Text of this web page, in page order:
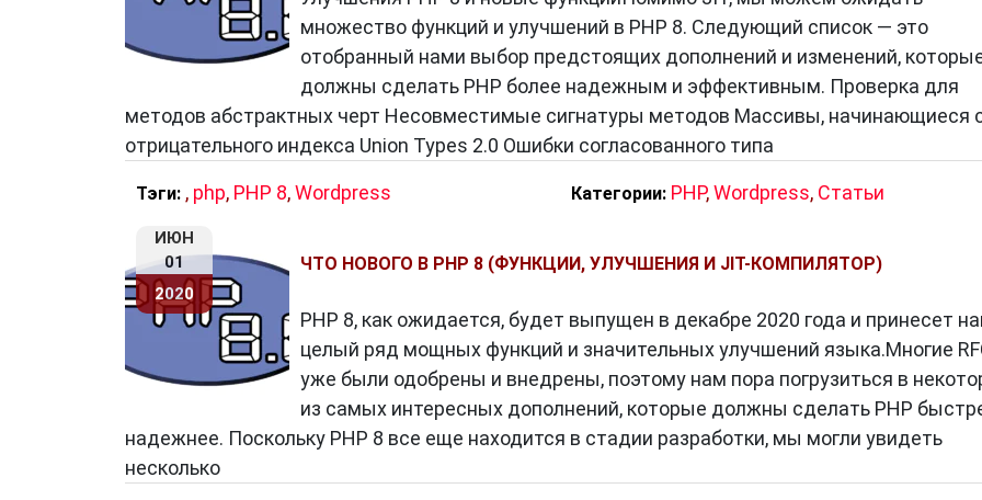
множество функций и улучшений в PHP 8. Следующий список — это
отобранный нами выбор предстоящих дополнений и изменений,
должны сделать PHP более надежным и эффективным. Проверка для
методов абстрактных черт Несовместимые сигнатуры методов Массивы, начинающиеся
отрицательного индекса Union Types 2.0 Ошибки согласованного типа
Тэги: , php, PHP 8,Wordpress Категории: PHP,Wordpress, Статьи
ИЮН
01
2020
ЧТО НОВОГО В PHP 8 (ФУНКЦИИ, УЛУЧШЕНИЯ И JIT-КОМПИЛЯТОР)
PHP 8, как ожидается, будет выпущен в декабре 2020 года и принесет
целый ряд мощных функций и значительных улучшений языка.Многие
уже были одобрены и внедрены, поэтому нам пора погрузиться в
из самых интересных дополнений, которые должны сделать PHP
надежнее. Поскольку PHP 8 все еще находится в стадии разработки, мы могли увидеть
несколько